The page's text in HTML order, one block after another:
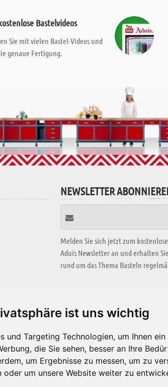
ist uns wichtig
und Targeting Technologien, um Ihnen
die Sie sehen, besser an Ihre
um Ergebnisse zu messen, um zu
oder um unsere Website weiter zu
Bastelvideos
Sie mit vielen Bastel-Videos und
genaue Fertigung.
NEWSLETTER
Melden Sie sich jetzt zum
Aduis Newsletter an und erhalten
rund um das Thema Basteln
KREATIV ZONE
Alle Videos
Bastelideen
Arbeitsblätter